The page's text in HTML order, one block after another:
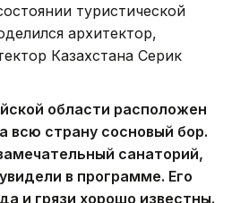
туристической
архитектор,
Казахстана Серик
области расположен
всю страну сосновый бор.
санаторий,
в программе. Его
и грязи хорошо известны.